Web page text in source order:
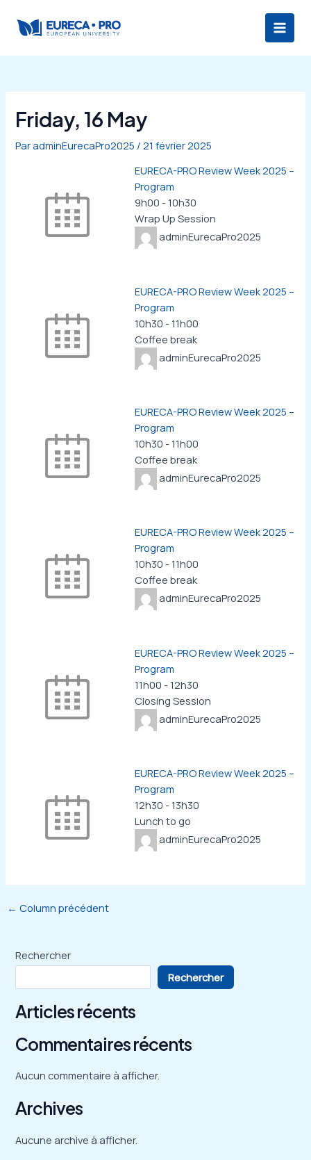
contenu
Main
Friday, 16 May
ParadminEurecaPro2025 / 21 février 2025
EURECA-PRO Review Week 2025 –
Program
9h00 -10h30
Wrap Up Session
adminEurecaPro2025
EURECA-PRO Review Week 2025 –
Program
10h30 -11h00
Coffee break
adminEurecaPro2025
EURECA-PRO Review Week 2025 –
Program
10h30 -11h00
Coffee break
adminEurecaPro2025
EURECA-PRO Review Week 2025 –
Program
10h30 -11h00
Coffee break
adminEurecaPro2025
EURECA-PRO Review Week 2025 –
Program
11h00 -12h30
Closing Session
adminEurecaPro2025
EURECA-PRO Review Week 2025 –
Program
12h30 -13h30
Lunch to go
adminEurecaPro2025
← Column précédent
Rechercher
Rechercher
Articles récents
Commentaires récents
Aucun commentaire à afficher.
Archives
Aucune archive à afficher.